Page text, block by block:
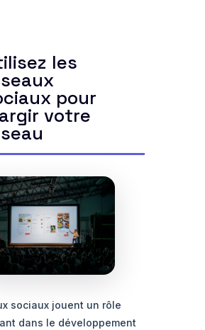
les
pour
votre
sociaux jouent un rôle
dans le développement